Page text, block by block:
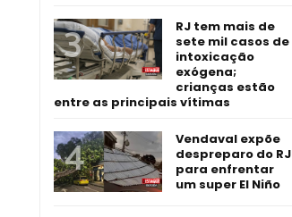
RJ tem mais de
sete mil casos de
intoxicação
exógena;
crianças estão
entre as principais vítimas
Vendaval expõe
despreparo do RJ
para enfrentar
um super El Niño